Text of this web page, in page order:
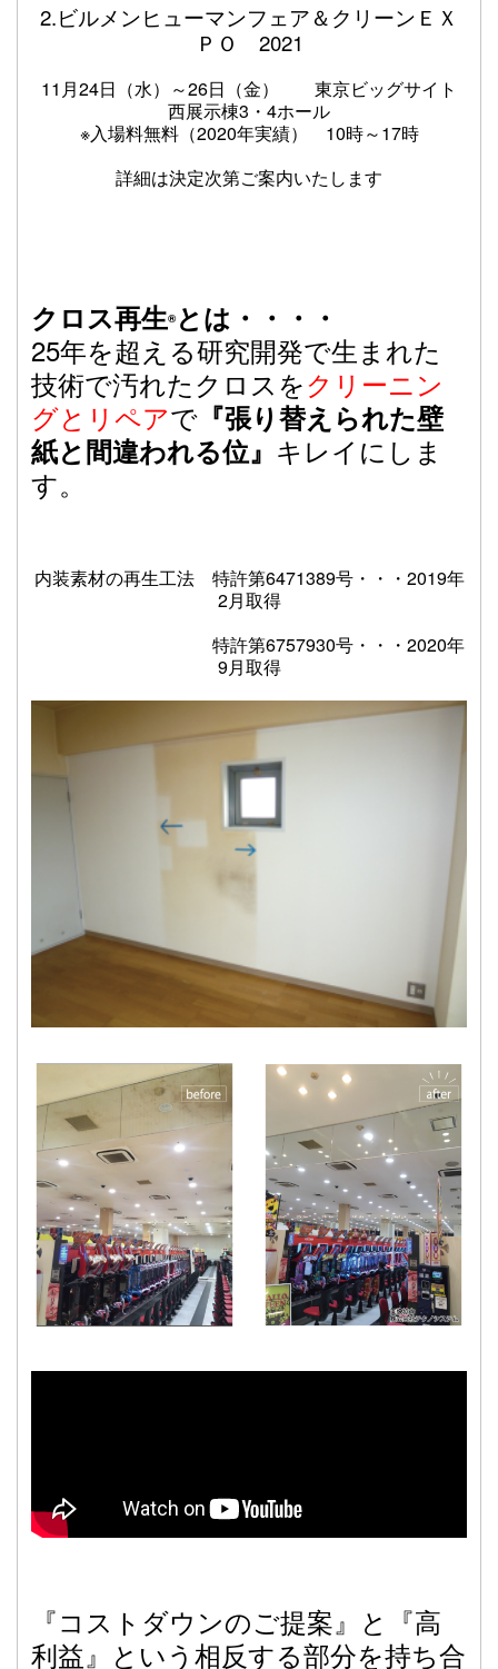
2.ビルメンヒューマンフェア＆クリーンＥＸ
ＰＯ 2021
11月24日（水）～26日（金） 東京ビッグサイト
西展示棟3・4ホール
※入場料無料（2020年実績） 10時～17時
詳細は決定次第ご案内いたします
クロス再生®とは・・・・
25年を超える研究開発で生まれた
技術で汚れたクロスをクリーニン
グとリペアで 『張り替えられた壁
紙と間違われる位』 キレイにしま
す。
内装素材の再生工法 特許第6471389号・・・2019年
2月取得
特許第6757930号・・・2020年
9月取得
『コストダウンのご提案』と『高
利益』という相反する部分を持ち合